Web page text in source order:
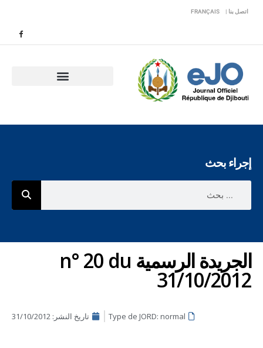
اتصل بنا | FRANÇAIS
إجراء بحث
الجريدة الرسمية n° 20 du
31/10/2012
Type de JORD: normal تاريخ النشر: 31/10/2012